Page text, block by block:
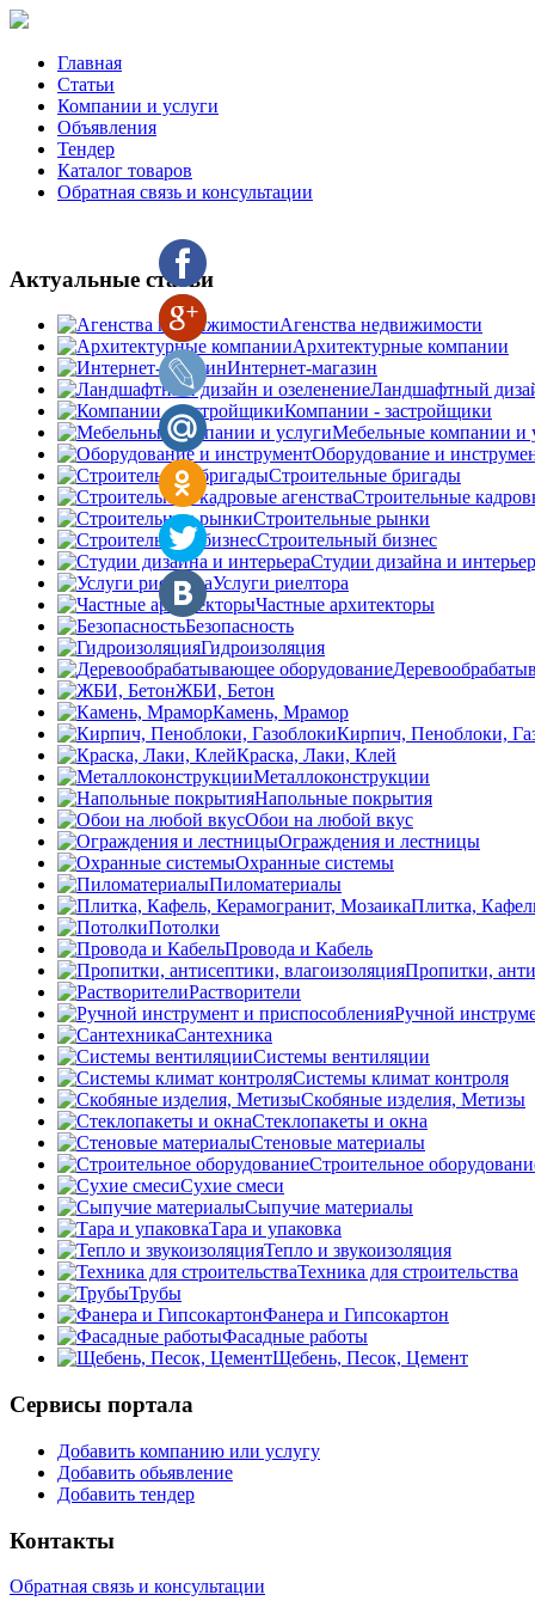
Главная
Статьи
Компании и услуги
Объявления
Тендер
Каталог товаров
Обратная связь и консультации
Актуальные статьи
Агенства недвижимости
Архитектурные компании
Интернет-магазин
Ландшафтный
Компании - застройщики
Мебельные компании и
Оборудование и
Строительные бригады
Строительные
Строительные рынки
Строительный бизнес
Студии дизайна и
Услуги риелтора
Частные архитекторы
Безопасность
Гидроизоляция
ЖБИ, Бетон
Камень, Мрамор
Кирпич, Пеноблоки,
Краска, Лаки, Клей
Металлоконструкции
Напольные покрытия
Обои на любой вкус
Ограждения и лестницы
Охранные системы
Пиломатериалы
Плитка,
Потолки
Провода и Кабель
Пропитки,
Растворители
Ручной
Сантехника
Системы вентиляции
Системы климат контроля
Скобяные изделия, Метизы
Стеклопакеты и окна
Стеновые материалы
Строительное
Сухие смеси
Сыпучие материалы
Тара и упаковка
Тепло и звукоизоляция
Техника для строительства
Трубы
Фанера и Гипсокартон
Фасадные работы
Щебень, Песок, Цемент
Сервисы портала
Добавить компанию или услугу
Добавить обьявление
Добавить тендер
Контакты
Обратная связь и консультации